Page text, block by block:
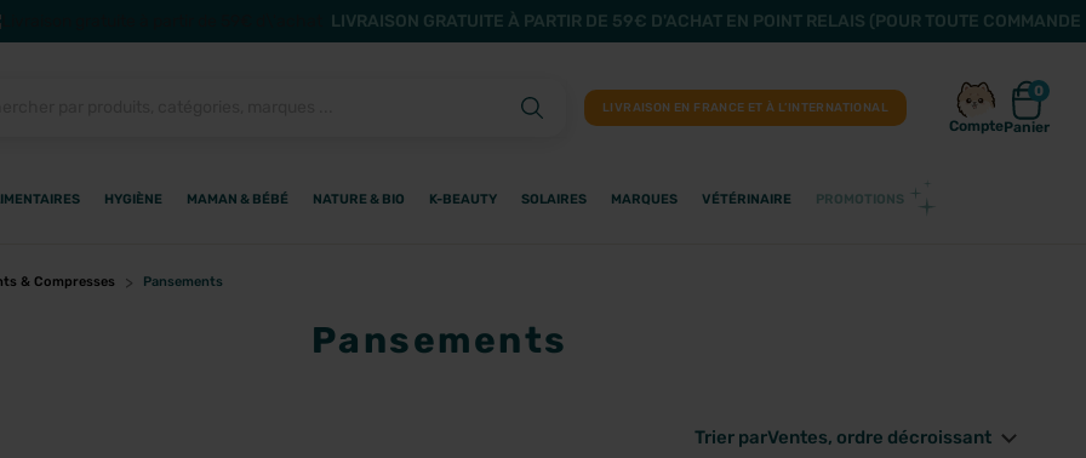
LIVRAISON GRATUITE À PARTIR DE 59€ D'ACHAT EN POINT RELAIS (POUR TOUTE
LIVRAISON EN FRANCE ET À L’INTERNATIONAL
Compte
0
Panier
HYGIÈNE MAMAN & BÉBÉ NATURE & BIO K-BEAUTY SOLAIRES MARQUES VÉTÉRINAIRE PROMOTIONS
& Compresses Pansements
Pansements
Trier parVentes, ordre décroissant